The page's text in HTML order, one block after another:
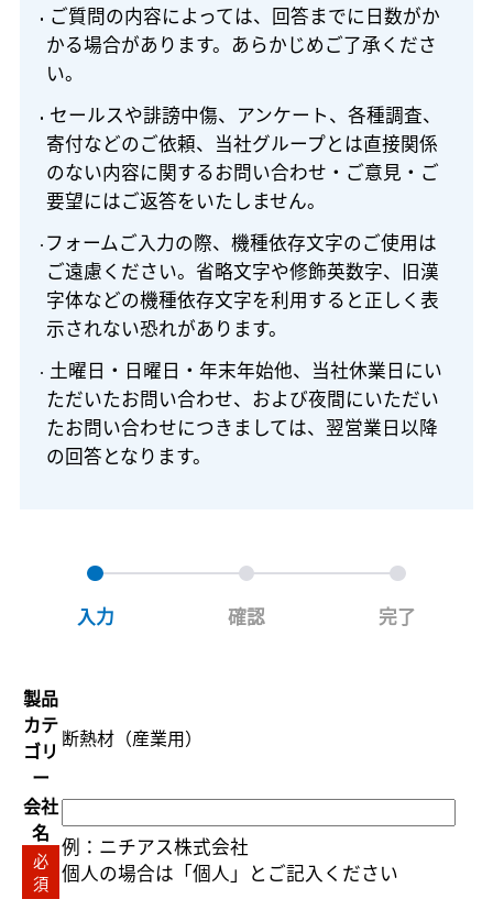
ご質問の内容によっては、回答までに日数がか
かる場合があります。あらかじめご了承くださ
い。
セールスや誹謗中傷、アンケート、各種調査、
寄付などのご依頼、当社グループとは直接関係
のない内容に関するお問い合わせ・ご意見・ご
要望にはご返答をいたしません。
フォームご入力の際、機種依存文字のご使用は
ご遠慮ください。省略文字や修飾英数字、旧漢
字体などの機種依存文字を利用すると正しく表
示されない恐れがあります。
土曜日・日曜日・年末年始他、当社休業日にい
ただいたお問い合わせ、および夜間にいただい
たお問い合わせにつきましては、翌営業日以降
の回答となります。
入力 確認 完了
製品
カテ
ゴリ
ー
断熱材（産業用）
会社
名
必
須
例：ニチアス株式会社
個人の場合は「個人」とご記入ください